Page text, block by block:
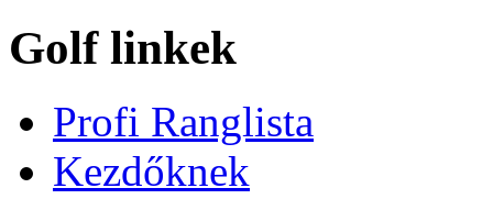
Golf linkek
Profi Ranglista
Kezdőknek